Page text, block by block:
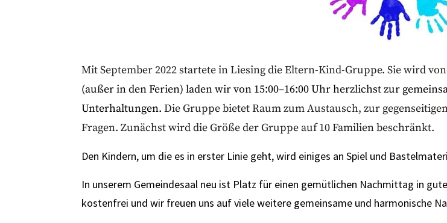
Mit September 2022 startete in Liesing die Eltern-Kind-Gruppe. Sie wird
(außer in den Ferien) laden wir von 15:00–16:00 Uhr herzlichst zur
Unterhaltungen. Die Gruppe bietet Raum zum Austausch, zur
Fragen. Zunächst wird die Größe der Gruppe auf 10 Familien beschränkt.
Den Kindern, um die es in erster Linie geht, wird einiges an Spiel und
In unserem Gemeindesaal neu ist Platz für einen gemütlichen Nachmittag in
kostenfrei und wir freuen uns auf viele weitere gemeinsame und harmonische